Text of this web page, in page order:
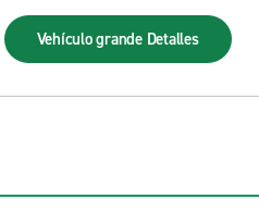
Vehículo grande Detalles